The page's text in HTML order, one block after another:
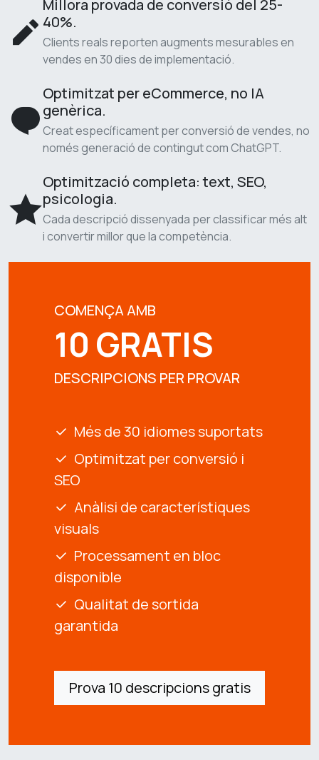
Millora provada de conversió del 25-
40%.
Clients reals reporten augments mesurables en
vendes en 30 dies de implementació.
Optimitzat per eCommerce, no IA
genèrica.
Creat específicament per conversió de vendes, no
només generació de contingut com ChatGPT.
Optimització completa: text, SEO,
psicologia.
Cada descripció dissenyada per classificar més alt
i convertir millor que la competència.
COMENÇA AMB
10 GRATIS
DESCRIPCIONS PER PROVAR
Més de 30 idiomes suportats
Optimitzat per conversió i
SEO
Anàlisi de característiques
visuals
Processament en bloc
disponible
Qualitat de sortida
garantida
Prova 10 descripcions gratis